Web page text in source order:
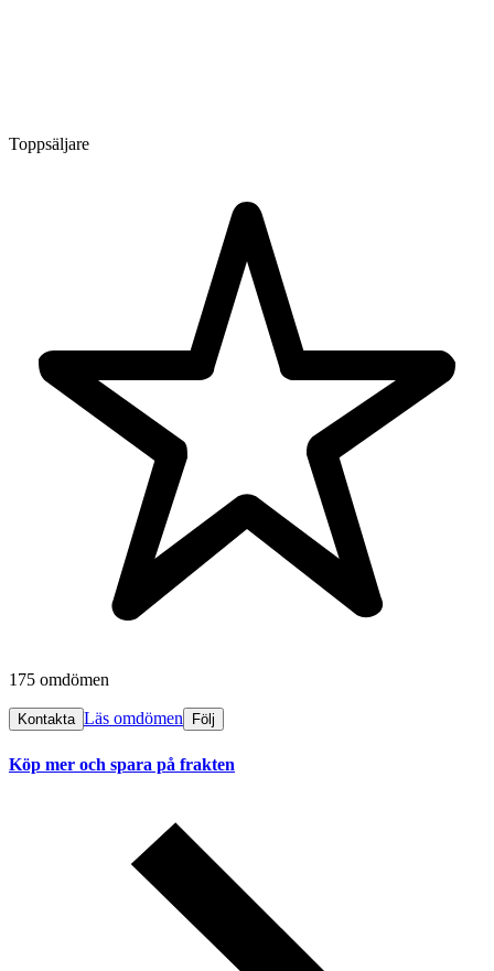
Toppsäljare
175 omdömen
Kontakta Läs omdömen Följ
Köp mer och spara på frakten